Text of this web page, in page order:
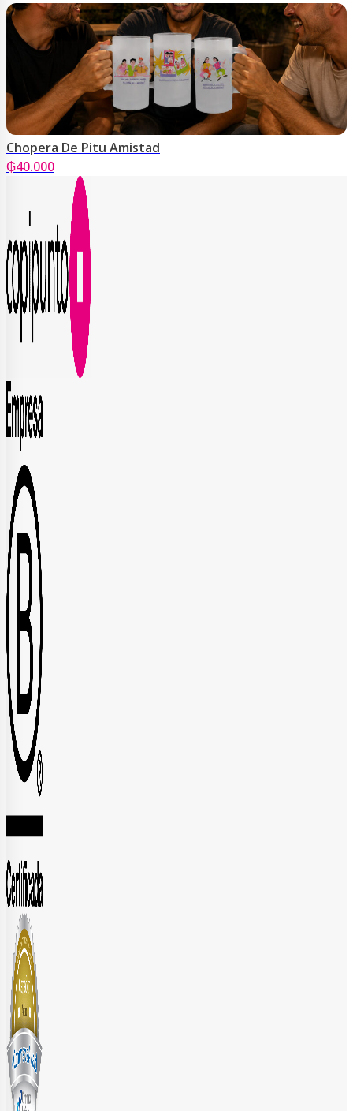
Chopera De Pitu Amistad
₲40.000